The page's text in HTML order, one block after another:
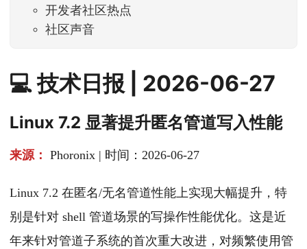
开发者社区热点
社区声音
💻 技术日报 | 2026-06-27
Linux 7.2 显著提升匿名管道写入性能
来源： Phoronix | 时间：2026-06-27
Linux 7.2 在匿名/无名管道性能上实现大幅提升，特
别是针对 shell 管道场景的写操作性能优化。这是近
年来针对管道子系统的首次重大改进，对频繁使用管